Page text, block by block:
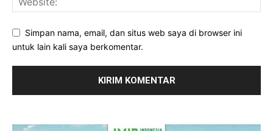
Simpan nama, email, dan situs web saya di browser ini
untuk lain kali saya berkomentar.